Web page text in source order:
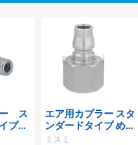
ー ス
イプ
エア用カプラー スタ
ンダードタイプ めね
じプラグ
ミスミ